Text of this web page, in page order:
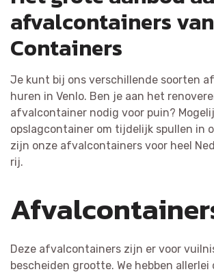
afvalcontainers
Containers
Je kunt bij ons verschillende soorten
huren in Venlo. Ben je aan het
afvalcontainer nodig voor puin?
opslagcontainer om tijdelijk spullen in
zijn onze afvalcontainers voor heel
rij.
Deze afvalcontainers zijn er voor
bescheiden grootte. We hebben allerlei